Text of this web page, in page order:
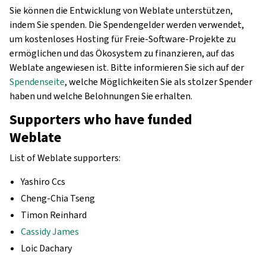
Sie können die Entwicklung von Weblate unterstützen,
indem Sie spenden. Die Spendengelder werden verwendet,
um kostenloses Hosting für Freie-Software-Projekte zu
ermöglichen und das Ökosystem zu finanzieren, auf das
Weblate angewiesen ist. Bitte informieren Sie sich auf der
Spendenseite, welche Möglichkeiten Sie als stolzer Spender
haben und welche Belohnungen Sie erhalten.
Supporters who have funded
Weblate
List of Weblate supporters:
Yashiro Ccs
Cheng-Chia Tseng
Timon Reinhard
Cassidy James
Loic Dachary